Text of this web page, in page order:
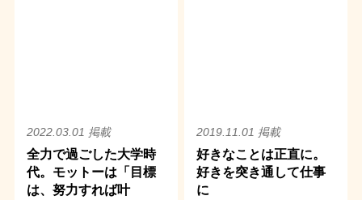
2022.03.01 掲載
全力で過ごした大学時
代。モットーは「目標
は、努力すれば叶
2019.11.01 掲載
好きなことは正直に。
好きを突き通して仕事
に